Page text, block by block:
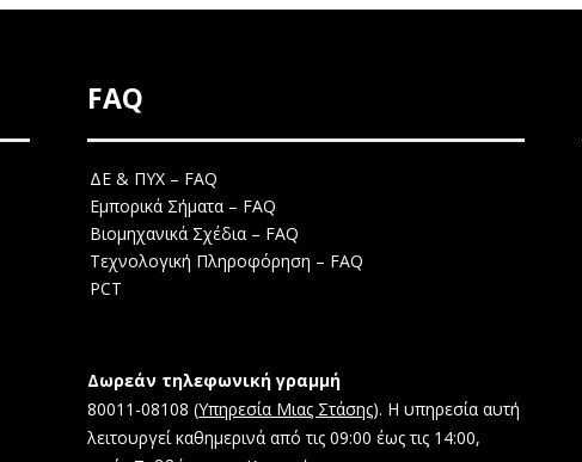
FAQ
ΔΕ & ΠΥΧ – FAQ
Εμπορικά Σήματα – FAQ
Βιομηχανικά Σχέδια – FAQ
Τεχνολογική Πληροφόρηση – FAQ
PCT
Δωρεάν τηλεφωνική γραμμή
80011-08108 (Υπηρεσία Μιας Στάσης). Η υπηρεσία αυτή
λειτουργεί καθημερινά από τις 09:00 έως τις 14:00,